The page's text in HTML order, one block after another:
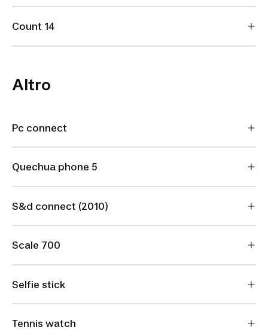
Count 14
Altro
Pc connect
Quechua phone 5
S&d connect (2010)
Scale 700
Selfie stick
Tennis watch